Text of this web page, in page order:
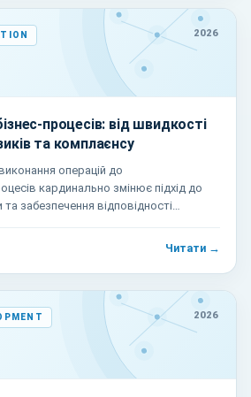
2026
процесів: від швидкості
та комплаєнсу
операцій до
кардинально змінює підхід до
забезпечення відповідності
Читати →
2026